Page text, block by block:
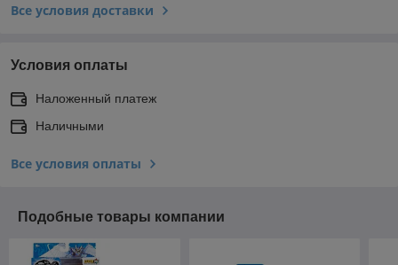
Все условия доставки
Условия оплаты
Наложенный платеж
Наличными
Все условия оплаты
Подобные товары компании